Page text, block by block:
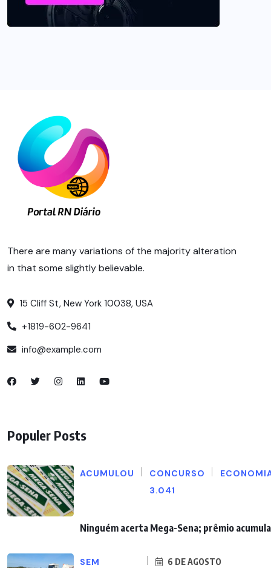
There are many variations of the majority alteration
in that some slightly believable.
15 Cliff St, New York 10038, USA
+1819-602-9641
info@example.com
Populer Posts
ACUMULOU
CONCURSO
3.041
Ninguém acerta Mega-Sena; prêmio
SEM
6 DE AGOSTO